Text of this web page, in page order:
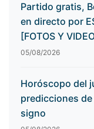
Partido gratis,
en directo por
[FOTOS Y
05/08/2026
Horóscopo del
predicciones
signo